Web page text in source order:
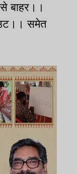
बाहर।।
समेत